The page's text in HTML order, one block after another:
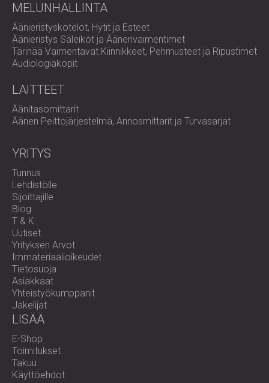
MELUNHALLINTA
Äänieristyskotelot, Hytit ja Esteet
Äänieristys Säleiköt ja Äänenvaimentimet
Tärinää Vaimentavat Kiinnikkeet, Pehmusteet ja Ripustimet
Audiologiakopit
LAITTEET
Äänitasomittarit
Äänen Peittojärjestelmä, Annosmittarit ja Turvasarjat
YRITYS
Tunnus
Lehdistölle
Sijoittajille
Blog
T & K
Uutiset
Yrityksen Arvot
Immateriaalioikeudet
Tietosuoja
Asiakkaat
Yhteistyökumppanit
Jakelijat
LISÄÄ
E-Shop
Toimitukset
Takuu
Käyttöehdot